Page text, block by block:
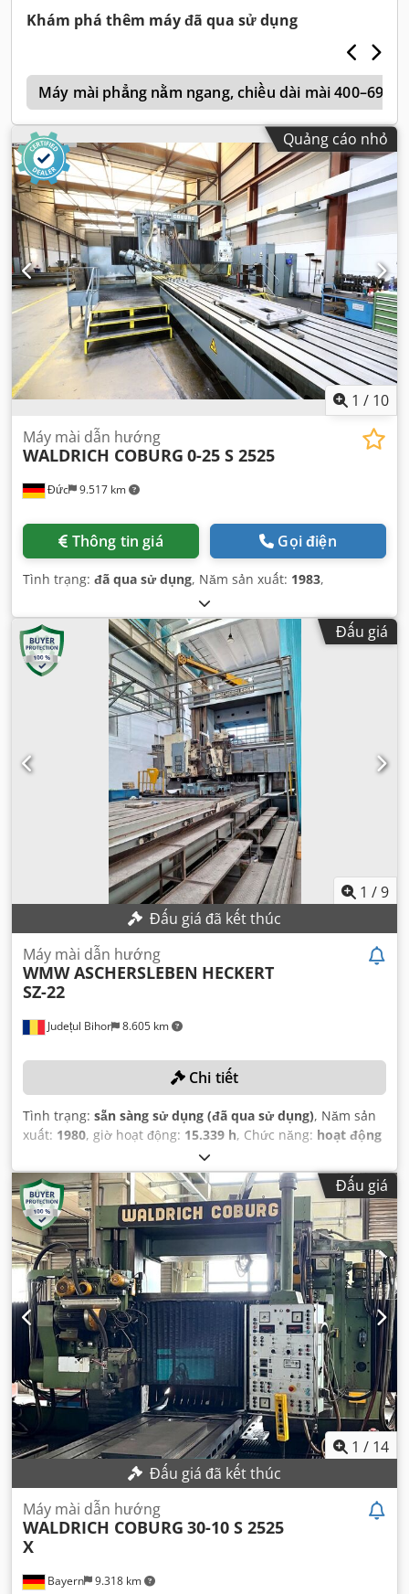
Khám phá thêm máy đã qua sử dụng
Máy mài phẳng nằm ngang, chiều dài mài 400–699
Quảng cáo nhỏ
1 / 10
Đức 9.517 km
Máy mài dẫn hướng
WALDRICH COBURG 0-25 S 2525
Thông tin giá Gọi điện
Tình trạng: đã qua sử dụng, Năm sản xuất: 1983,
Đấu giá
1 /9
Đấu giá đã kết thúc
Județul Bihor 8.605 km
Máy mài dẫn hướng
WMW ASCHERSLEBEN HECKERT
SZ-22
Chi tiết
Tình trạng: sẵn sàng sử dụng (đã qua sử dụng), Năm sản
xuất: 1980, giờ hoạt động: 15.339 h, Chức năng: hoạt động
2.650 mm
11.500 mm, tải trọng bàn:10.000 kg, chiều cao mài:2.000
mm, đường kính bánh mài:600 mm, Đấu giá
1 / 14
Đấu giá đã kết thúc
Bayern 9.318 km
Máy mài dẫn hướng
WALDRICH COBURG 30-10 S 2525
X